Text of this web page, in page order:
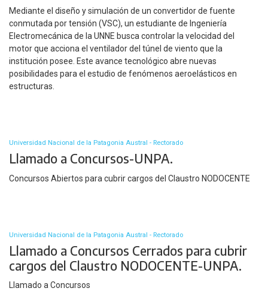
Mediante el diseño y simulación de un convertidor de fuente
conmutada por tensión (VSC), un estudiante de Ingeniería
Electromecánica de la UNNE busca controlar la velocidad del
motor que acciona el ventilador del túnel de viento que la
institución posee. Este avance tecnológico abre nuevas
posibilidades para el estudio de fenómenos aeroelásticos en
estructuras.
Universidad Nacional de la Patagonia Austral - Rectorado
Llamado a Concursos-UNPA.
Concursos Abiertos para cubrir cargos del Claustro NODOCENTE
Universidad Nacional de la Patagonia Austral - Rectorado
Llamado a Concursos Cerrados para cubrir
cargos del Claustro NODOCENTE-UNPA.
Llamado a Concursos